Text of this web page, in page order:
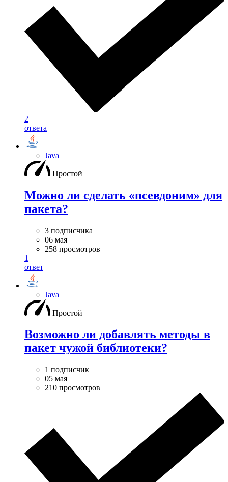
2
ответа
Java
Простой
Можно ли сделать «псевдоним» для
пакета?
3 подписчика
06 мая
258 просмотров
1
ответ
Java
Простой
Возможно ли добавлять методы в
пакет чужой библиотеки?
1 подписчик
05 мая
210 просмотров